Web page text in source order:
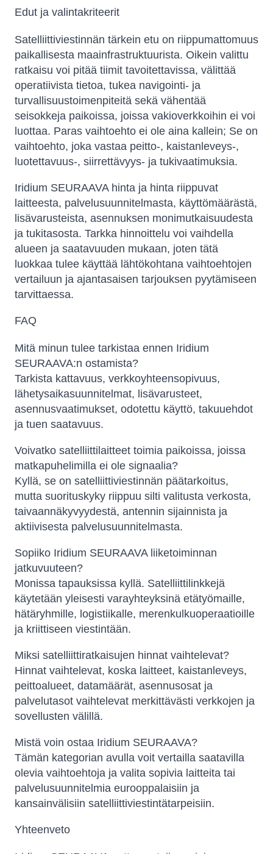
Edut ja valintakriteerit
Satelliittiviestinnän tärkein etu on riippumattomuus
paikallisesta maainfrastruktuurista. Oikein valittu
ratkaisu voi pitää tiimit tavoitettavissa, välittää
operatiivista tietoa, tukea navigointi- ja
turvallisuustoimenpiteitä sekä vähentää
seisokkeja paikoissa, joissa vakioverkkoihin ei voi
luottaa. Paras vaihtoehto ei ole aina kallein; Se on
vaihtoehto, joka vastaa peitto-, kaistanleveys-,
luotettavuus-, siirrettävyys- ja tukivaatimuksia.
Iridium SEURAAVA hinta ja hinta riippuvat
laitteesta, palvelusuunnitelmasta, käyttömäärästä,
lisävarusteista, asennuksen monimutkaisuudesta
ja tukitasosta. Tarkka hinnoittelu voi vaihdella
alueen ja saatavuuden mukaan, joten tätä
luokkaa tulee käyttää lähtökohtana vaihtoehtojen
vertailuun ja ajantasaisen tarjouksen pyytämiseen
tarvittaessa.
FAQ
Mitä minun tulee tarkistaa ennen Iridium
SEURAAVA:n ostamista?
Tarkista kattavuus, verkkoyhteensopivuus,
lähetysaikasuunnitelmat, lisävarusteet,
asennusvaatimukset, odotettu käyttö, takuuehdot
ja tuen saatavuus.
Voivatko satelliittilaitteet toimia paikoissa, joissa
matkapuhelimilla ei ole signaalia?
Kyllä, se on satelliittiviestinnän päätarkoitus,
mutta suorituskyky riippuu silti valitusta verkosta,
taivaannäkyvyydestä, antennin sijainnista ja
aktiivisesta palvelusuunnitelmasta.
Sopiiko Iridium SEURAAVA liiketoiminnan
jatkuvuuteen?
Monissa tapauksissa kyllä. Satelliittilinkkejä
käytetään yleisesti varayhteyksinä etätyömaille,
hätäryhmille, logistiikalle, merenkulkuoperaatioille
ja kriittiseen viestintään.
Miksi satelliittiratkaisujen hinnat vaihtelevat?
Hinnat vaihtelevat, koska laitteet, kaistanleveys,
peittoalueet, datamäärät, asennusosat ja
palvelutasot vaihtelevat merkittävästi verkkojen ja
sovellusten välillä.
Mistä voin ostaa Iridium SEURAAVA?
Tämän kategorian avulla voit vertailla saatavilla
olevia vaihtoehtoja ja valita sopivia laitteita tai
palvelusuunnitelmia eurooppalaisiin ja
kansainvälisiin satelliittiviestintätarpeisiin.
Yhteenveto